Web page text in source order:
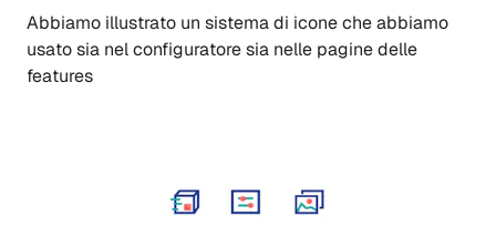
Abbiamo illustrato un sistema di icone che abbiamo
usato sia nel configuratore sia nelle pagine delle
features